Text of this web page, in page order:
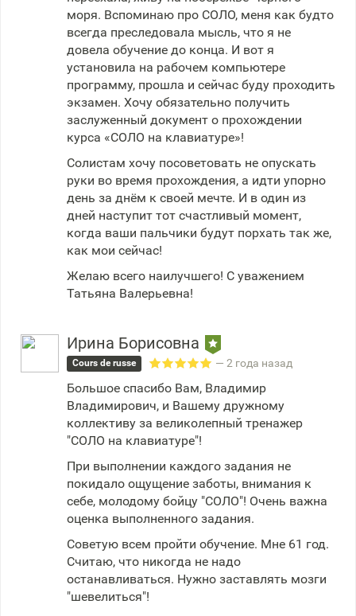
моря. Вспоминаю про СОЛО, меня как будто
всегда преследовала мысль, что я не
довела обучение до конца. И вот я
установила на рабочем компьютере
программу, прошла и сейчас буду проходить
экзамен. Хочу обязательно получить
заслуженный документ о прохождении
курса «СОЛО на клавиатуре»!
Солистам хочу посоветовать не опускать
руки во время прохождения, а идти упорно
день за днём к своей мечте. И в один из
дней наступит тот счастливый момент,
когда ваши пальчики будут порхать так же,
как мои сейчас!
Желаю всего наилучшего! С уважением
Татьяна Валерьевна!
Ирина Борисовна
Cours de russe — 2 года назад
Большое спасибо Вам, Владимир
Владимирович, и Вашему дружному
коллективу за великолепный тренажер
"СОЛО на клавиатуре"!
При выполнении каждого задания не
покидало ощущение заботы, внимания к
себе, молодому бойцу "СОЛО"! Очень важна
оценка выполненного задания.
Советую всем пройти обучение. Мне 61 год.
Считаю, что никогда не надо
останавливаться. Нужно заставлять мозги
"шевелиться"!